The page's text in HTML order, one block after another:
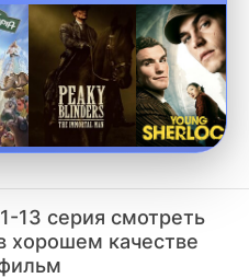
13 серия смотреть
хорошем качестве